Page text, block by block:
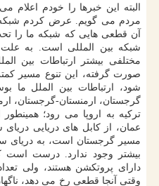
البته این خبرها را خودم
مردم می گویم. عرض کردم
آن قطعی هایی که شبکه ما را
شبکه بین المللی است. به علت
مختلفی بیشتر ارتباطات بین
صورت گرفته، این تنوع مسیر
شود، ارتباطات بین الملل ما
گرجستان، ارمنستان-گرجستان،
ترکیه به اروپا می رود؛
عمان، از کابل های دریایی
مسیر گرجستان است، به دریای
بیشتر وجود ندارد. درست
دارای پروتکشن هستند، ولی
وقتی آنجا قطعی رخ می دهد،